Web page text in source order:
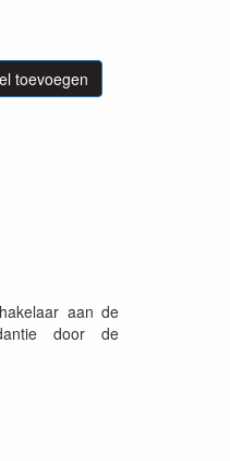
toevoegen
aan de
door de